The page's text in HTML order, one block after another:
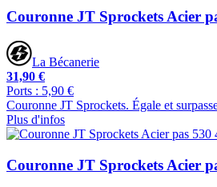
Couronne JT Sprockets Acier
La Bécanerie
31,90 €
Ports : 5,90 €
Couronne JT Sprockets. Égale et
Plus d'infos
Couronne JT Sprockets Acier